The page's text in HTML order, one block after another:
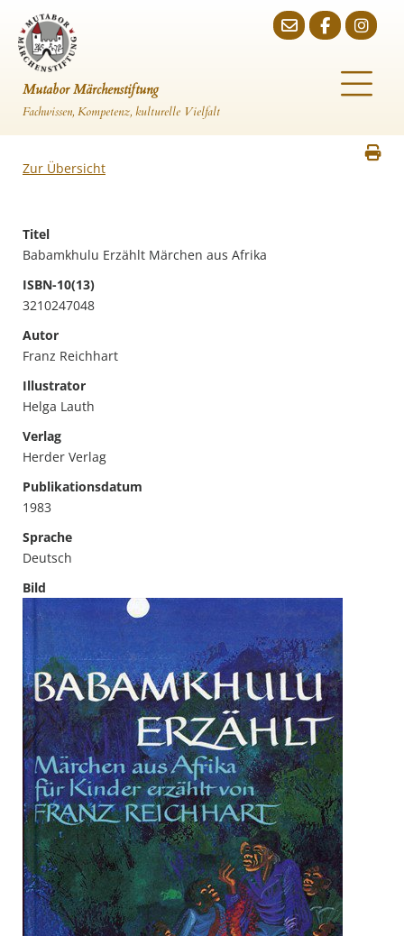
Mutabor Märchenstiftung
Fachwissen, Kompetenz, kulturelle Vielfalt
Zur Übersicht
Titel
Babamkhulu Erzählt Märchen aus Afrika
ISBN-10(13)
3210247048
Autor
Franz Reichhart
Illustrator
Helga Lauth
Verlag
Herder Verlag
Publikationsdatum
1983
Sprache
Deutsch
Bild